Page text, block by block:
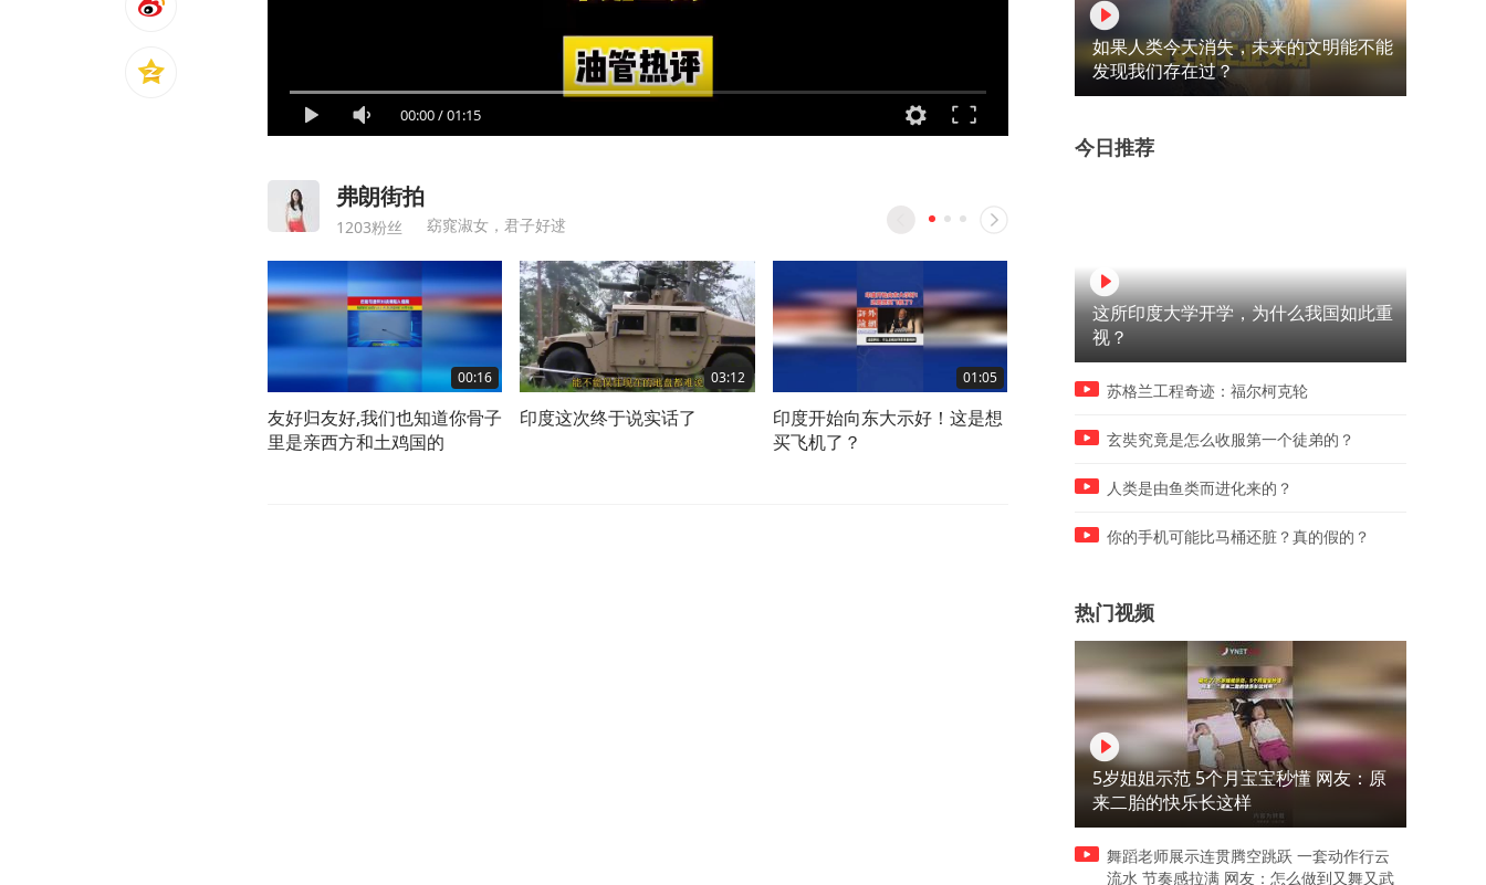
00:00/01:15
弗朗街拍
1203粉丝 窈窕淑女，君子好逑
00:16
友好归友好,我们也知道你骨子
里是亲西方和土鸡国的
03:12
印度这次终于说实话了
01:05
印度开始向东大示好！这是想
买飞机了？
外惊叹中国空气质量：都是麦
来殖民印度_打败我们两次都
如果人类今天消失，未来的文明能不能
发现我们存在过？
今日推荐
这所印度大学开学，为什么我国如此重
视？
苏格兰工程奇迹：福尔柯克轮
玄奘究竟是怎么收服第一个徒弟的？
人类是由鱼类而进化来的？
你的手机可能比马桶还脏？真的假的？
热门视频
5岁姐姐示范 5个月宝宝秒懂 网友：原
来二胎的快乐长这样
舞蹈老师展示连贯腾空跳跃 一套动作行云
流水 节奏感拉满 网友：怎么做到又舞又武